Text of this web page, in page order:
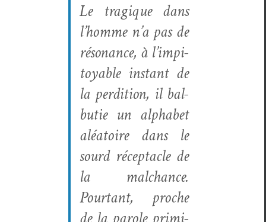
Le trag­ique dans
l’homme n’a pas de
réso­nance, à l’impi­
toy­able instant de
la perdi­tion, il bal­
bu­tie un alpha­bet
aléa­toire dans le
sourd récep­ta­cle de
la malchance.
Pour­tant, proche